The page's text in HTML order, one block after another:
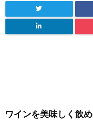
ワインを美味しく飲